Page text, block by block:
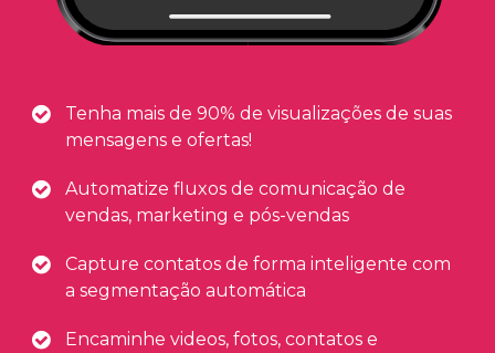
Tenha mais de 90% de visualizações de suas
mensagens e ofertas!
Automatize fluxos de comunicação de
vendas, marketing e pós-vendas
Capture contatos de forma inteligente com
a segmentação automática
Encaminhe videos, fotos, contatos e